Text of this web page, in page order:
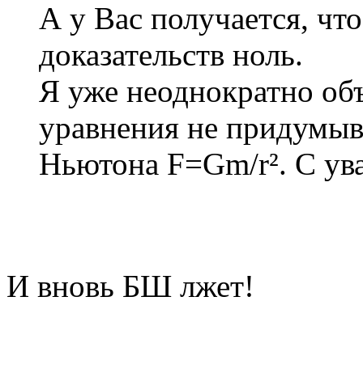
А у Вас получается,
доказательств ноль.
Я уже неоднократно
уравнения не
Ньютона F=Gm/r². С
И вновь БШ лжет!